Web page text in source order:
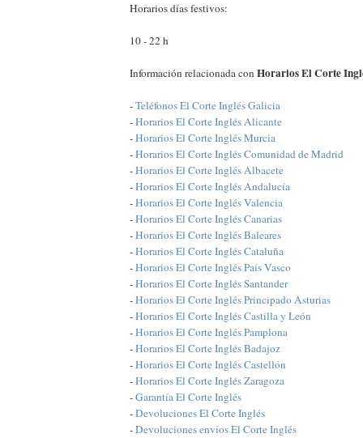
Horarios días festivos:
10 - 22 h
Información relacionada con Horarios El Corte
-Teléfonos El Corte Inglés Galicia
-Horarios El Corte Inglés Alicante
-Horarios El Corte Inglés Murcia
-Horarios El Corte Inglés Comunidad de Madrid
-Horarios El Corte Inglés Albacete
-Horarios El Corte Inglés Andalucía
-Horarios El Corte Inglés Valencia
-Horarios El Corte Inglés Canarias
-Horarios El Corte Inglés Baleares
-Horarios El Corte Inglés Cataluña
-Horarios El Corte Inglés País Vasco
-Horarios El Corte Inglés Santander
-Horarios El Corte Inglés Principado Asturias
-Horarios El Corte Inglés Castilla y León
-Horarios El Corte Inglés Pamplona
-Horarios El Corte Inglés Badajoz
-Horarios El Corte Inglés Castellón
-Horarios El Corte Inglés Zaragoza
-Garantía El Corte Inglés
-Devoluciones El Corte Inglés
-Devoluciones envíos El Corte Inglés